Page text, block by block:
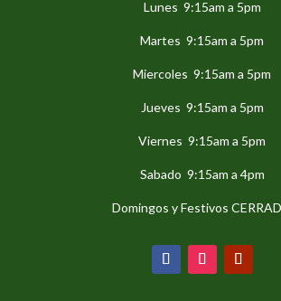
Lunes 9:15am a 5pm
Martes 9:15am a 5pm
Miercoles 9:15am a 5pm
Jueves 9:15am a 5pm
Viernes 9:15am a 5pm
Sabado 9:15am a 4pm
Domingos y Festivos